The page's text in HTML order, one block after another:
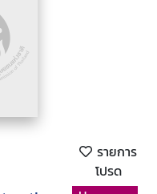
รายการ
โปรด